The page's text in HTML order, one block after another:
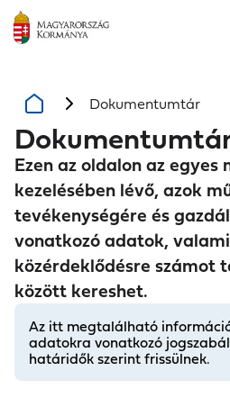
Dokumentumtár
Ezen az oldalon az
kezelésében lévő, azok
tevékenységére és
vonatkozó adatok,
közérdeklődésre számot
között kereshet.
Az itt megtalálható
adatokra vonatkozó
határidők szerint frissülnek.